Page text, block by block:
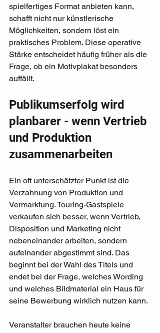
spielfertiges Format anbieten kann,
schafft nicht nur künstlerische
Möglichkeiten, sondern löst ein
praktisches Problem. Diese operative
Stärke entscheidet häufig früher als die
Frage, ob ein Motivplakat besonders
auffällt.
Publikumserfolg wird
planbarer - wenn Vertrieb
und Produktion
zusammenarbeiten
Ein oft unterschätzter Punkt ist die
Verzahnung von Produktion und
Vermarktung. Touring-Gastspiele
verkaufen sich besser, wenn Vertrieb,
Disposition und Marketing nicht
nebeneinander arbeiten, sondern
aufeinander abgestimmt sind. Das
beginnt bei der Wahl des Titels und
endet bei der Frage, welches Wording
und welches Bildmaterial ein Haus für
seine Bewerbung wirklich nutzen kann.
Veranstalter brauchen heute keine